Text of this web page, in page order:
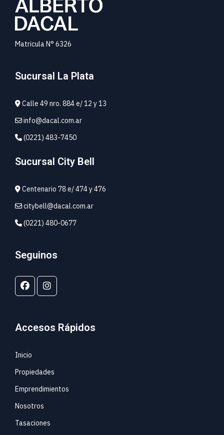
Matricula N° 6326
Sucursal La Plata
Calle 49 nro. 884 e/ 12 y 13
info@dacal.com.ar
(0221) 483-7450
Sucursal City Bell
Centenario 78 e/ 474 y 476
citybell@dacal.com.ar
(0221) 480-0677
Seguinos
Accesos Rápidos
Inicio
Propiedades
Emprendimientos
Nosotros
Tasaciones